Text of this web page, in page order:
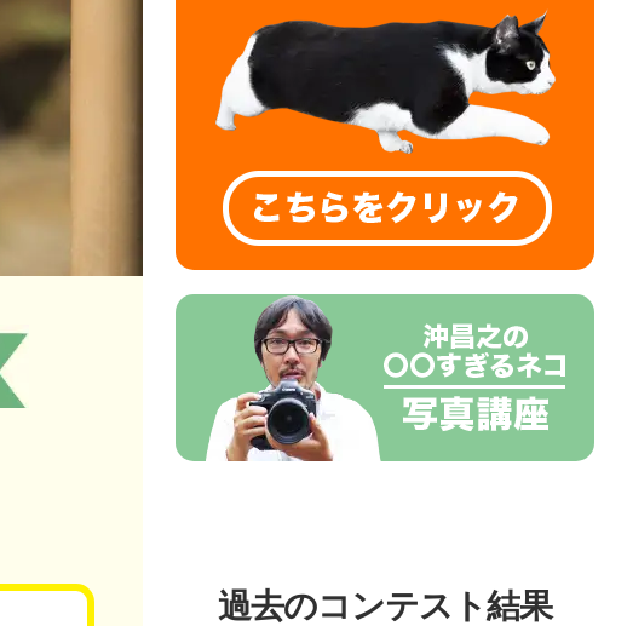
過去のコンテスト結果